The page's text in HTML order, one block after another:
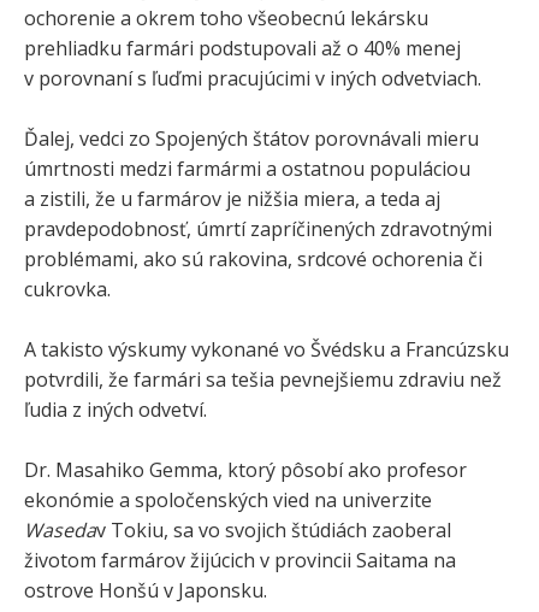
ochorenie a okrem toho všeobecnú lekársku
prehliadku farmári podstupovali až o 40% menej
v porovnaní s ľuďmi pracujúcimi v iných odvetviach.
Ďalej, vedci zo Spojených štátov porovnávali mieru
úmrtnosti medzi farmármi a ostatnou populáciou
a zistili, že u farmárov je nižšia miera, a teda aj
pravdepodobnosť, úmrtí zapríčinených zdravotnými
problémami, ako sú rakovina, srdcové ochorenia či
cukrovka.
A takisto výskumy vykonané vo Švédsku a Francúzsku
potvrdili, že farmári sa tešia pevnejšiemu zdraviu než
ľudia z iných odvetví.
Dr. Masahiko Gemma, ktorý pôsobí ako profesor
ekonómie a spoločenských vied na univerzite
Wasedav Tokiu, sa vo svojich štúdiách zaoberal
životom farmárov žijúcich v provincii Saitama na
ostrove Honšú v Japonsku.